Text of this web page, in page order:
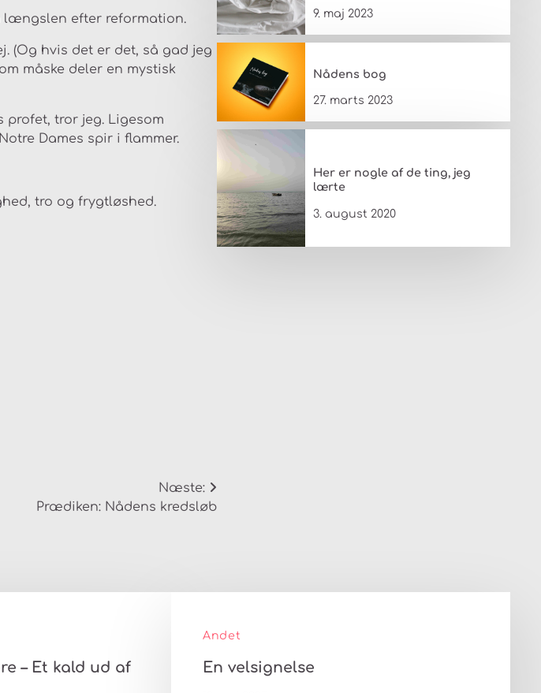
længslen efter reformation.
(Og hvis det er det, så gad jeg
måske deler en mystisk
profet, tror jeg. Ligesom
Dames spir i flammer.
tro og frygtløshed.
Næste:
Prædiken: Nådens kredsløb
9. maj 2023
Nådens bog
27. marts 2023
Her er nogle af de ting, jeg
lærte
3. august 2020
– Et kald ud af
Andet
En velsignelse